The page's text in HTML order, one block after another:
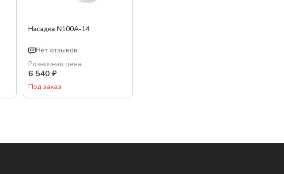
Насадка N100A-14
Нет отзывов
Розничная цена
6 540 ₽
Под заказ